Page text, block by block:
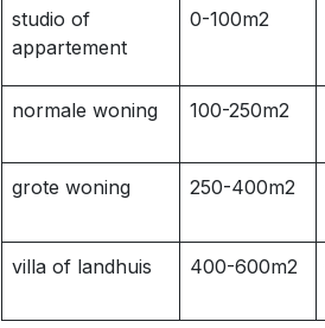
studio of
appartement
0-100m2
normale woning 100-250m2
grote woning 250-400m2
villa of landhuis 400-600m2